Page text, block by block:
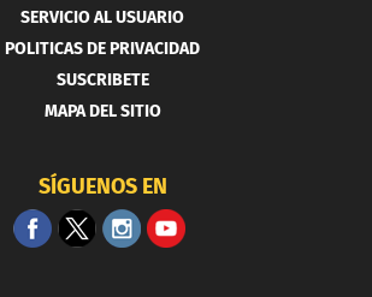
SERVICIO AL USUARIO
POLITICAS DE PRIVACIDAD
SUSCRIBETE
MAPA DEL SITIO
SÍGUENOS EN